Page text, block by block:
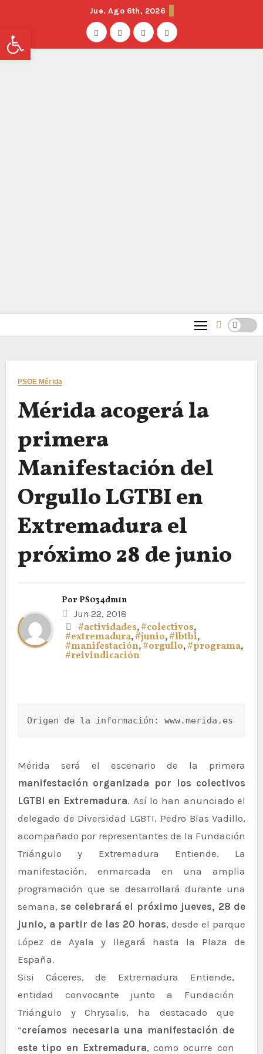
Jue. Ago 6th, 2026
PSOE Mérida
Mérida acogerá la
primera
Manifestación del
Orgullo LGTBI en
Extremadura el
próximo 28 de junio
Por PS034dm1n
Jun 22, 2018
#actividades,#colectivos,
#extremadura,#junio,#lbtbi,
#manifestación,#orgullo,#programa,
#reivindicación
Origen de la información: www.merida.es
Mérida será el escenario de la primera
manifestación organizada por los colectivos
LGTBI en Extremadura. Así lo han anunciado el
delegado de Diversidad LGBTI, Pedro Blas Vadillo,
acompañado por representantes de la Fundación
Triángulo y Extremadura Entiende. La
manifestación, enmarcada en una amplia
programación que se desarrollará durante una
semana, se celebrará el próximo jueves, 28 de
junio, a partir de las 20 horas, desde el parque
López de Ayala y llegará hasta la Plaza de
España.
Sisi Cáceres, de Extremadura Entiende,
entidad convocante junto a Fundación
Triángulo y Chrysalis, ha destacado que
“creíamos necesaria una manifestación de
este tipo en Extremadura, como ocurre con
Abrir barra de herramientas